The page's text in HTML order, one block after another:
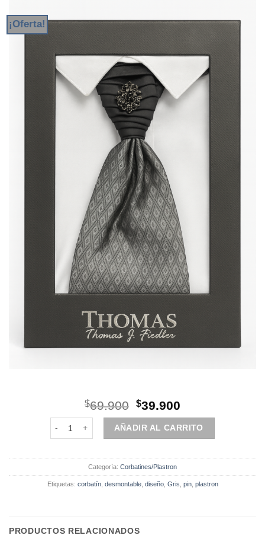
¡Oferta!
$69.900 El
precio
original
era:
$69.900.
$39.900
precio
actual
es:
$39.900.
corbatín/plastron/gris cantidad
AÑADIR AL CARRITO
Categoría: Corbatines/Plastron
Etiquetas: corbatín, desmontable, diseño, Gris pin, plastron
PRODUCTOS RELACIONADOS